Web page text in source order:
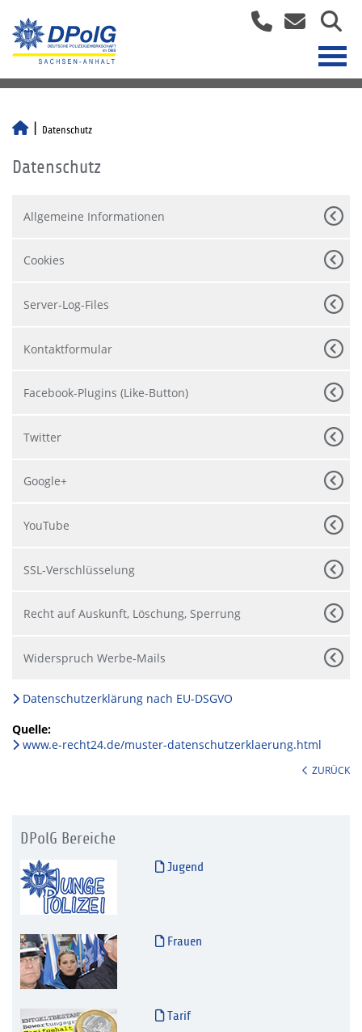
Datenschutz
Datenschutz
Allgemeine Informationen
Cookies
Server-Log-Files
Kontaktformular
Facebook-Plugins (Like-Button)
Twitter
Google+
YouTube
SSL-Verschlüsselung
Recht auf Auskunft, Löschung, Sperrung
Widerspruch Werbe-Mails
Datenschutzerklärung nach EU-DSGVO
Quelle:
www.e-recht24.de/muster-datenschutzerklaerung.html
ZURÜCK
DPolG Bereiche
Jugend
Frauen
Tarif